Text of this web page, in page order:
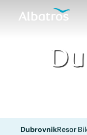
DubrovnikResor